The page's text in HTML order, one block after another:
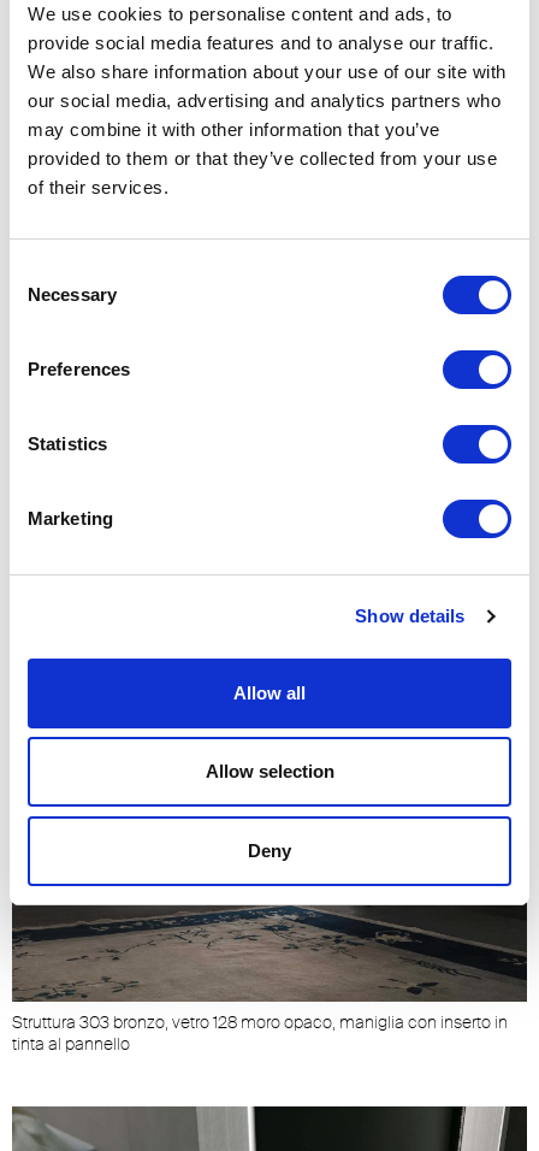
We use cookies to personalise content and ads, to
provide social media features and to analyse our traffic.
We also share information about your use of our site with
our social media, advertising and analytics partners who
may combine it with other information that you’ve
provided to them or that they’ve collected from your use
of their services.
Selection
Necessary
Preferences
Statistics
Marketing
Show details
Allow all
Allow selection
Deny
Struttura 303 bronzo, vetro 128 moro opaco, maniglia con inserto in
tinta al pannello
MOON
Disponibile anche nella versione a doppio
battente oppure nella versione con sopraluce,
Moon rappresenta una soluzione sempre più
versatile ed esclusiva. Una porta che dal suo
esordio concentra una lunga serie di innovazioni
particolare maniglia, resa mimetica dall’inserto
nello stesso materiale, l’innovativo sistema di
chiusura magnetico e un sistema di fissaggio
brevettato per una sicura e funzionale chiusura